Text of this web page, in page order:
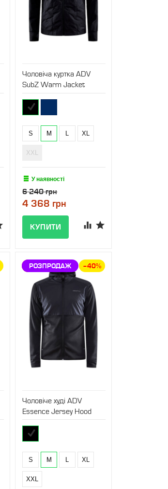
Чоловіча куртка ADV
SubZ Warm Jacket
S M L XL
XXL
У наявності
6 240 грн
4 368 грн
ЗНИЖКА –40%
РОЗПРОДАЖ
Чоловіче худі ADV
Essence Jersey Hood
Jacket
S M L XL
XXL